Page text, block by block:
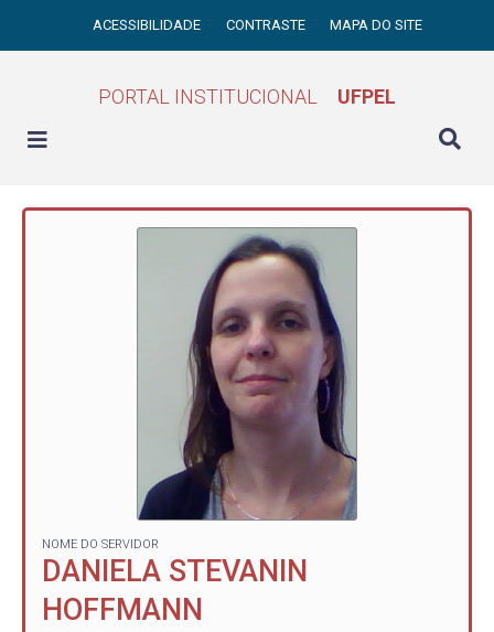
ACESSIBILIDADE CONTRASTE MAPA DO SITE
PORTAL INSTITUCIONAL UFPEL
NOME DO SERVIDOR
DANIELA STEVANIN
HOFFMANN